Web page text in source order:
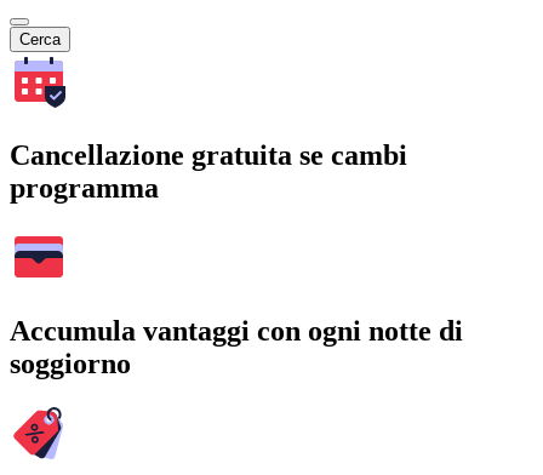
Cerca
Cancellazione gratuita se cambi
programma
Accumula vantaggi con ogni notte di
soggiorno